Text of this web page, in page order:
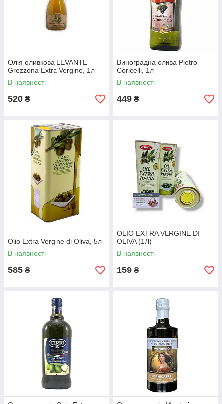
Олія оливкова LEVANTE
Grezzona Extra Vergine, 1л
В наявності
520 ₴
Виноградна олива Pietro
Coricelli, 1л
В наявності
449 ₴
Olio Extra Vergine di Oliva, 5л
В наявності
585 ₴
OLIO EXTRA VERGINE DI
OLIVA (1Л)
В наявності
159 ₴